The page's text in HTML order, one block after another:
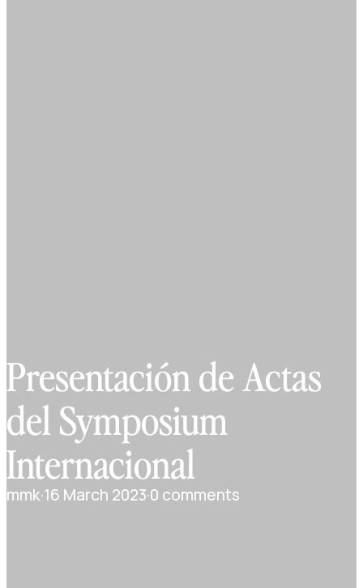
Presentación de Actas
del Symposium
Internacional
mmk·16 March 2023·0 comments